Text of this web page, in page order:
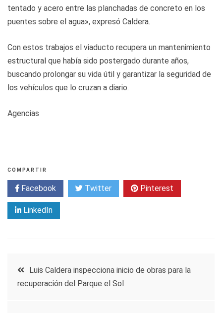
tentado y acero entre las planchadas de concreto en los
puentes sobre el agua», expresó Caldera.
Con estos trabajos el viaducto recupera un mantenimiento
estructural que había sido postergado durante años,
buscando prolongar su vida útil y garantizar la seguridad de
los vehículos que lo cruzan a diario.
Agencias
COMPARTIR
Facebook Twitter Pinterest
LinkedIn
Navegación
Luis Caldera inspecciona inicio de obras para la
recuperación del Parque el Sol